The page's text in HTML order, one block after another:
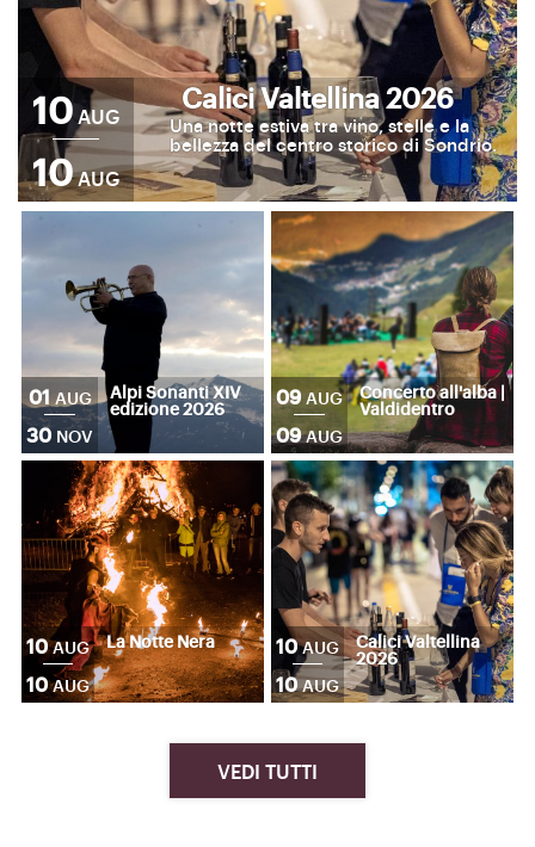
10 AUG
10AUG
Calici Valtellina 2026
Una notte estiva tra vino, stelle e la
bellezza del centro storico di Sondrio.
01 AUG
30 NOV
Alpi Sonanti XIV
edizione 2026 09 AUG
09 AUG
Concerto all'alba |
Valdidentro
10 AUG
10 AUG
La Notte Nera 10 AUG
10 AUG
Calici Valtellina
2026
VEDI TUTTI